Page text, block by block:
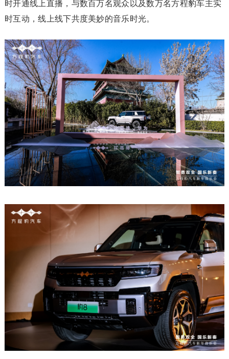
时开通线上直播，与数百万名观众以及数万名方程豹车主实
时互动，线上线下共度美妙的音乐时光。